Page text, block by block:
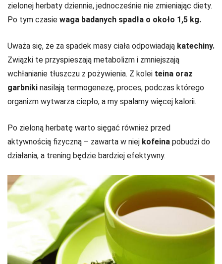
zielonej herbaty dziennie, jednocześnie nie zmieniając diety.
Po tym czasie waga badanych spadła o około 1,5 kg.
Uważa się, że za spadek masy ciała odpowiadają katechiny.
Związki te przyspieszają metabolizm i zmniejszają
wchłanianie tłuszczu z pożywienia. Z kolei teina oraz
garbniki nasilają termogenezę, proces, podczas którego
organizm wytwarza ciepło, a my spalamy więcej kalorii.
Po zieloną herbatę warto sięgać również przed
aktywnością fizyczną – zawarta w niej kofeina pobudzi do
działania, a trening będzie bardziej efektywny.